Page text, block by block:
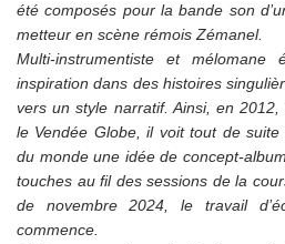
été composés pour la bande son
metteur en scène rémois Zémanel.
Multi-instrumentiste et mélomane
inspiration dans des histoires
vers un style narratif. Ainsi, en
le Vendée Globe, il voit tout de
du monde une idée de concept-
touches au fil des sessions de la
de novembre 2024, le travail
commence.